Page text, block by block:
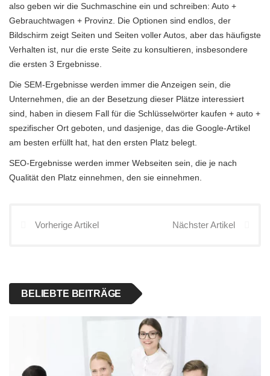
also geben wir die Suchmaschine ein und schreiben: Auto +
Gebrauchtwagen + Provinz. Die Optionen sind endlos, der
Bildschirm zeigt Seiten und Seiten voller Autos, aber das häufigste
Verhalten ist, nur die erste Seite zu konsultieren, insbesondere
die ersten 3 Ergebnisse.
Die SEM-Ergebnisse werden immer die Anzeigen sein, die
Unternehmen, die an der Besetzung dieser Plätze interessiert
sind, haben in diesem Fall für die Schlüsselwörter kaufen + auto +
spezifischer Ort geboten, und dasjenige, das die Google-Artikel
am besten erfüllt hat, hat den ersten Platz belegt.
SEO-Ergebnisse werden immer Webseiten sein, die je nach
Qualität den Platz einnehmen, den sie einnehmen.
Vorherige Artikel Nächster Artikel
BELIEBTE BEITRÄGE